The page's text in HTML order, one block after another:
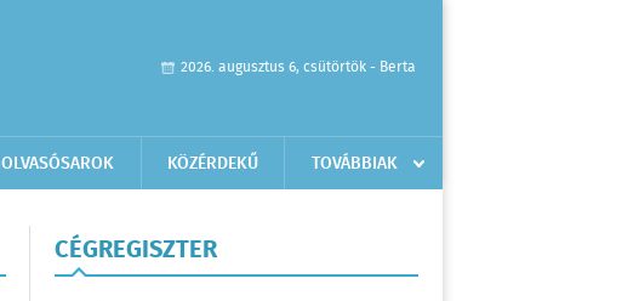
2026. augusztus 6, csütörtök - Berta
OLVASÓSAROK KÖZÉRDEKŰ TOVÁBBIAK
CÉGREGISZTER